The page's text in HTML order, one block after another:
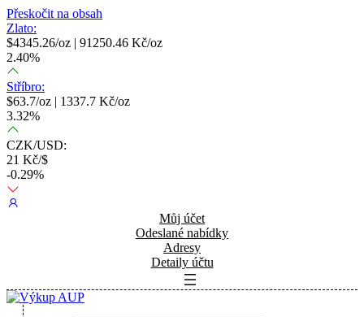
Přeskočit na obsah
Zlato:
$4345.26/oz | 91250.46 Kč/oz
2.40%
Stříbro:
$63.7/oz | 1337.7 Kč/oz
3.32%
CZK/USD:
21 Kč/$
-0.29%
Můj účet
Odeslané nabídky
Adresy
Detaily účtu